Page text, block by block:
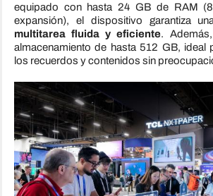
equipado con hasta 24 GB de RAM
expansión), el dispositivo garantiza
multitarea fluida y eficiente.
almacenamiento de hasta 512 GB, ideal
los recuerdos y contenidos sin